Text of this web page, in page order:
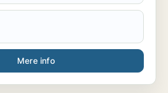
Mere info